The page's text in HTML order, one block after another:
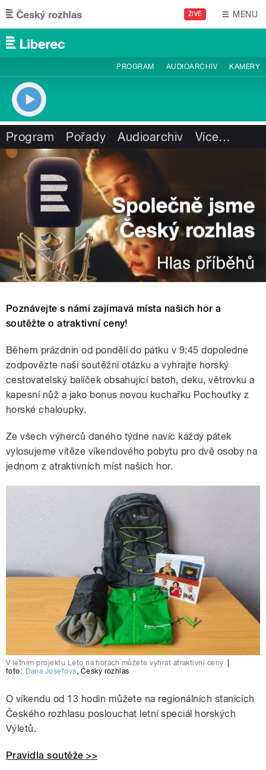
Přejít k hlavnímu obsahu
ŽIVĚ MENU
PROGRAM AUDIOARCHIV KAMERY
Program Pořady Audioarchiv Více…
Poznávejte s námi zajímavá místa našich hor a
soutěžte o atraktivní ceny!
Během prázdnin od pondělí do pátku v 9:45 dopoledne
zodpovězte naši soutěžní otázku a vyhrajte horský
cestovatelský balíček obsahující batoh, deku, větrovku a
kapesní nůž a jako bonus novou kuchařku Pochoutky z
horské chaloupky.
Ze všech výherců daného týdne navíc každý pátek
vylosujeme vítěze víkendového pobytu pro dvě osoby na
jednom z atraktivních míst našich hor.
V letním projektu Léto na horách můžete vyhrát atraktivní ceny
foto: Dana Josefová, Český rozhlas
O víkendu od 13 hodin můžete na regionálních stanicích
Českého rozhlasu poslouchat letní speciál horských
Výletů.
Pravidla soutěže >>